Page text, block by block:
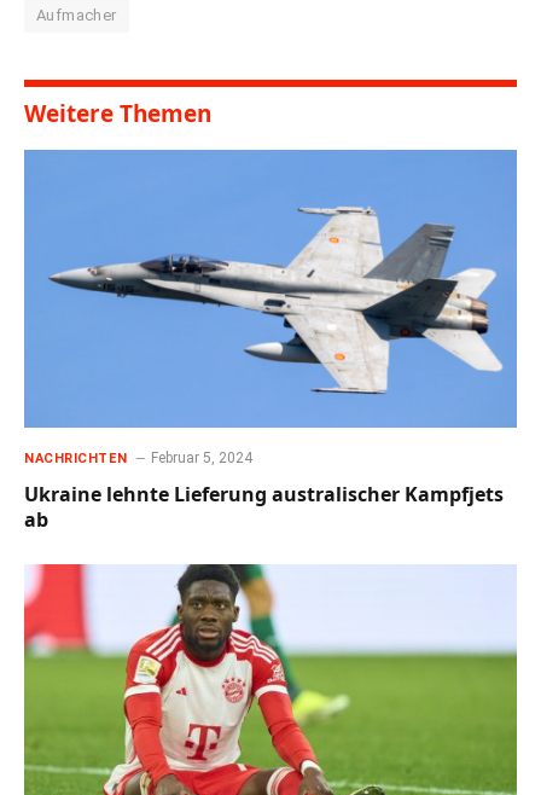
Aufmacher
Weitere Themen
NACHRICHTEN Februar 5, 2024
Ukraine lehnte Lieferung australischer Kampfjets
ab